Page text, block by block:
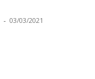
- 03/03/2021